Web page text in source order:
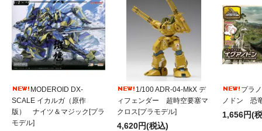
MODEROID DX-
SCALE イカルガ（原作
版） ナイツ＆マジック[プラ
モデル]
1/100 ADR-04-MkX デ
ィフェンダー 超時空要塞マ
クロス[プラモデル]
4,620円(税込)
プラ
ノドン 恐
1,656円(